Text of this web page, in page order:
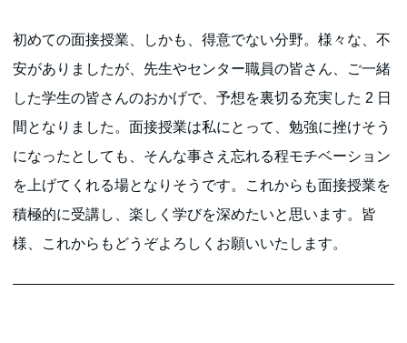
初めての面接授業、しかも、得意でない分野。様々な、不
安がありましたが、先生やセンター職員の皆さん、ご一緒
した学生の皆さんのおかげで、予想を裏切る充実した 2 日
間となりました。面接授業は私にとって、勉強に挫けそう
になったとしても、そんな事さえ忘れる程モチベーション
を上げてくれる場となりそうです。これからも面接授業を
積極的に受講し、楽しく学びを深めたいと思います。皆
様、これからもどうぞよろしくお願いいたします。